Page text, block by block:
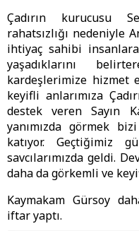
Çadırın kurucusu
rahatsızlığı nedeniyle
ihtiyaç sahibi
yaşadıklarını
kardeşlerimize hizmet
keyifli anlarımıza
destek veren Sayın
yanımızda görmek
katıyor. Geçtiğimiz
savcılarımızda geldi.
daha da görkemli ve
Kaymakam Gürsoy
iftar yaptı.